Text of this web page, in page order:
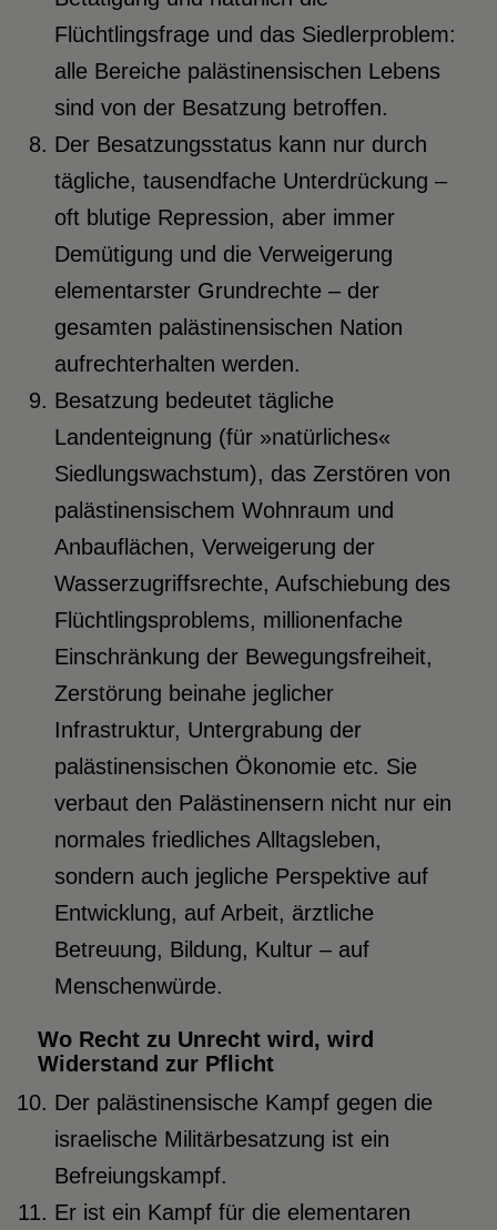
Flüchtlingsfrage und das Siedlerproblem:
alle Bereiche palästinensischen Lebens
sind von der Besatzung betroffen.
Der Besatzungsstatus kann nur durch
tägliche, tausendfache Unterdrückung –
oft blutige Repression, aber immer
Demütigung und die Verweigerung
elementarster Grundrechte – der
gesamten palästinensischen Nation
aufrechterhalten werden.
Besatzung bedeutet tägliche
Landenteignung (für »natürliches«
Siedlungswachstum), das Zerstören von
palästinensischem Wohnraum und
Anbauflächen, Verweigerung der
Wasserzugriffsrechte, Aufschiebung des
Flüchtlingsproblems, millionenfache
Einschränkung der Bewegungsfreiheit,
Zerstörung beinahe jeglicher
Infrastruktur, Untergrabung der
palästinensischen Ökonomie etc. Sie
verbaut den Palästinensern nicht nur ein
normales friedliches Alltagsleben,
sondern auch jegliche Perspektive auf
Entwicklung, auf Arbeit, ärztliche
Betreuung, Bildung, Kultur – auf
Menschenwürde.
Wo Recht zu Unrecht wird, wird
Widerstand zur Pflicht
Der palästinensische Kampf gegen die
israelische Militärbesatzung ist ein
Befreiungskampf.
Er ist ein Kampf für die elementaren